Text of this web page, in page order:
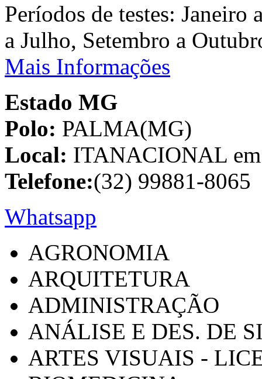
Períodos de testes:
a Julho, Setembro a
Mais Informações
Estado MG
Polo: PALMA(MG)
Local: ITANACIONAL
Telefone:(32) 99881-8065
Whatsapp
AGRONOMIA
ARQUITETURA
ADMINISTRAÇÃO
ANÁLISE E DES. DE
ARTES VISUAIS -